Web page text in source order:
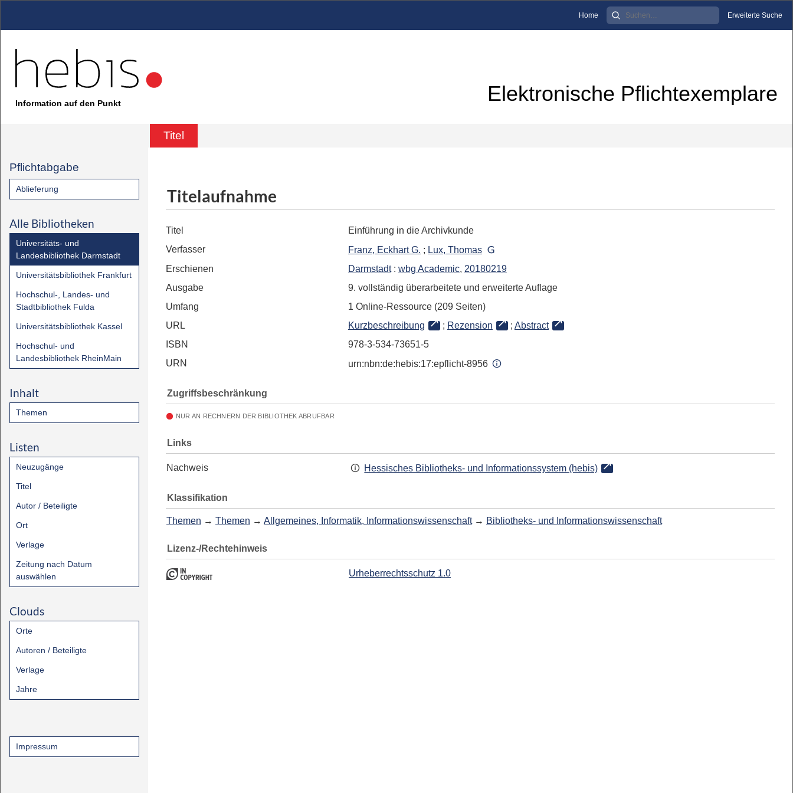
Home Erweiterte Suche
Information auf den Punkt Elektronische Pflichtexemplare
Titel
Pflichtabgabe
Ablieferung
Alle Bibliotheken
Universitäts- und
Landesbibliothek Darmstadt
Universitätsbibliothek Frankfurt
Hochschul-, Landes- und
Stadtbibliothek Fulda
Universitätsbibliothek Kassel
Hochschul- und
Landesbibliothek RheinMain
Inhalt
Themen
Listen
Neuzugänge
Titel
Autor / Beteiligte
Ort
Verlage
Zeitung nach Datum
auswählen
Clouds
Orte
Autoren / Beteiligte
Verlage
Jahre
Impressum
Titelaufnahme
Titel
Einführung in die Archivkunde
Verfasser
Franz, Eckhart G. ; Lux, Thomas
Erschienen
Darmstadt: wbg Academic, 20180219
Ausgabe
9. vollständig überarbeitete und erweiterte Auflage
Umfang
1 Online-Ressource (209 Seiten)
URL
Kurzbeschreibung ; Rezension ; Abstract
ISBN
978-3-534-73651-5
URN
urn:nbn:de:hebis:17:epflicht-8956
Zugriffsbeschränkung
NUR AN RECHNERN DER BIBLIOTHEK ABRUFBAR
Links
Nachweis Hessisches Bibliotheks- und Informationssystem (hebis)
Klassifikation
Themen → Themen → Allgemeines, Informatik, Informationswissenschaft → Bibliotheks- und Informationswissenschaft
Lizenz-/Rechtehinweis
Urheberrechtsschutz 1.0